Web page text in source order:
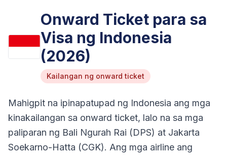
Onward Ticket para sa
Visa ng Indonesia
(2026)
Kailangan ng onward ticket
Mahigpit na ipinapatupad ng Indonesia ang mga
kinakailangan sa onward ticket, lalo na sa mga
paliparan ng Bali Ngurah Rai (DPS) at Jakarta
Soekarno-Hatta (CGK). Ang mga airline ang